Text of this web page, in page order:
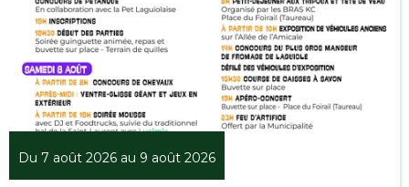
Du 7 août 2026 au 9 août 2026